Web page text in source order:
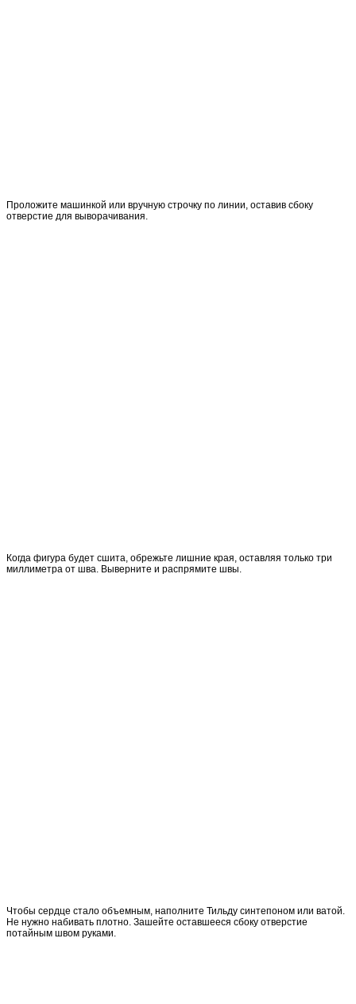
Проложите машинкой или вручную строчку по линии, оставив сбоку
отверстие для выворачивания.
Когда фигура будет сшита, обрежьте лишние края, оставляя только три
миллиметра от шва. Выверните и распрямите швы.
Чтобы сердце стало объемным, наполните Тильду синтепоном или ватой.
Не нужно набивать плотно. Зашейте оставшееся сбоку отверстие
потайным швом руками.